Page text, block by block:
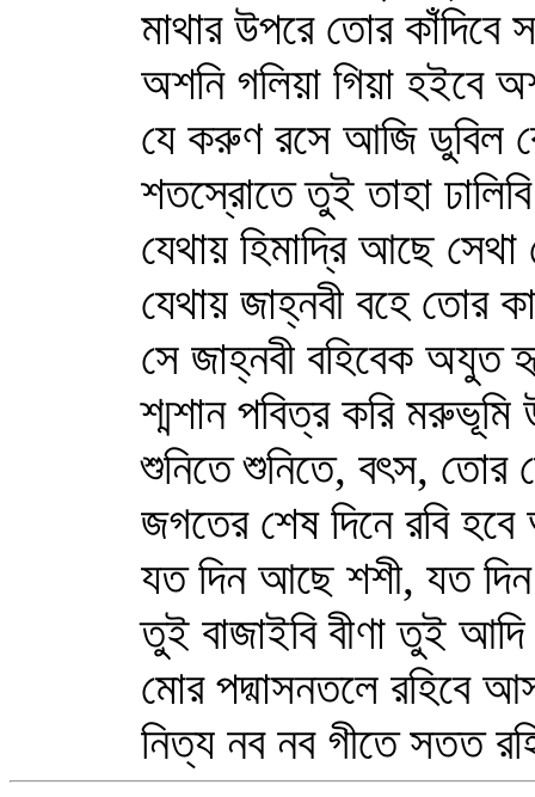
মাথার উপরে তোর কাঁদিবে
অশনি গলিয়া গিয়া হইবে
যে করুণ রসে আজি ডুবিল
শতস্রোতে তুই তাহা
যেথায় হিমাদ্রি আছে সেথা
যেথায় জাহ্নবী বহে তোর
সে জাহ্নবী বহিবেক অযুত
শ্মশান পবিত্র করি মরুভূমি
শুনিতে শুনিতে, বৎস, তোর
জগতের শেষ দিনে রবি হবে
যত দিন আছে শশী, যত দিন
তুই বাজাইবি বীণা তুই আদি
মোর পদ্মাসনতলে রহিবে
নিত্য নব নব গীতে সতত